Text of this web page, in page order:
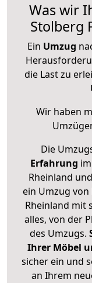
Was wir
Stolberg
Ein Umzug
die Last zu
Wir haben
Die
Erfahrung
Rheinland
ein Umzug von
Rheinland mit
alles, von der
des Umzugs.
Ihrer Möbel
sicher ein und
an Ihrem